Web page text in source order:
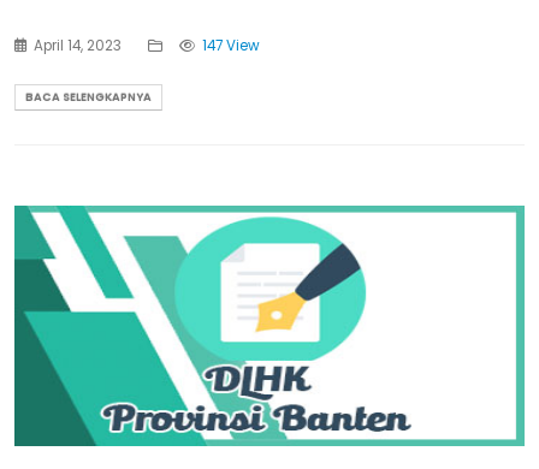
April 14, 2023 147 View
BACA SELENGKAPNYA